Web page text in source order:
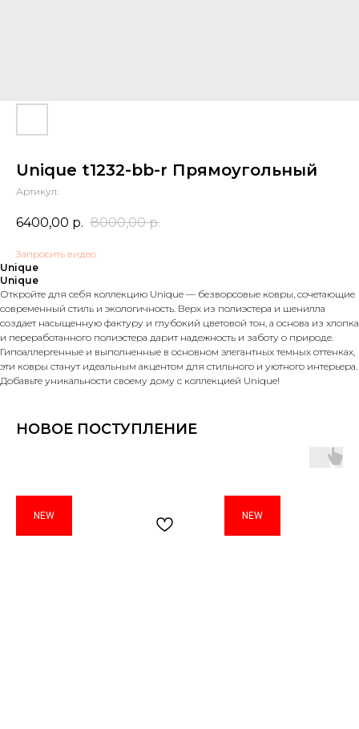
Unique t1232-bb-r Прямоугольный
Артикул:
6400,00 р. 8000,00 р.
Запросить видео
Unique
Unique
Откройте для себя коллекцию Unique — безворсовые ковры, сочетающие
современный стиль и экологичность. Верх из полиэстера и шенилла
создает насыщенную фактуру и глубокий цветовой тон, а основа из хлопка
и переработанного полиэстера дарит надежность и заботу о природе.
Гипоаллергенные и выполненные в основном элегантных темных оттенках,
эти ковры станут идеальным акцентом для стильного и уютного интерьера.
Добавьте уникальности своему дому с коллекцией Unique!
НОВОЕ ПОСТУПЛЕНИЕ
NEW NEW